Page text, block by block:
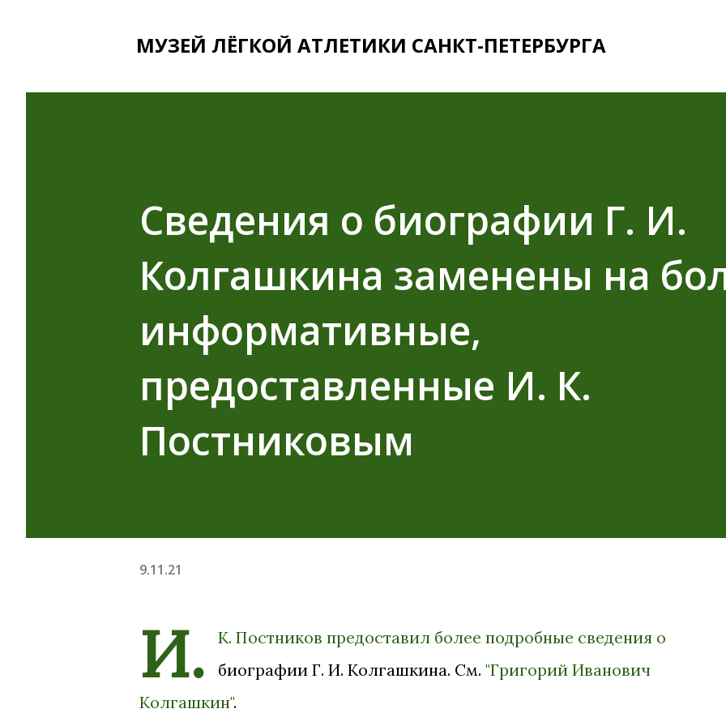
МУЗЕЙ ЛЁГКОЙ АТЛЕТИКИ САНКТ-ПЕТЕРБУРГА
Сведения о биографии Г. И.
Колгашкина заменены на
информативные,
предоставленные И. К.
Постниковым
9.11.21
И.
К. Постников предоставил более подробные сведения о
биографии Г. И. Колгашкина. См. "Григорий Иванович
Колгашкин".